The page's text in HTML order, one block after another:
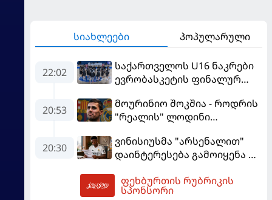
სიახლეები პოპულარული
22:02
საქართველოს U16 ნაკრები
ევრობასკეტის ფინალურ
ასპარეზობას იწყებს
20:53
მოურინიო შოკშია - როდრის
"რეალის" ლოდინი
"ბარსელონაში" გადადის
20:30
ვინისიუსმა "არსენალით"
დაინტერესება გამოიყენა და
მომგებიანად გააგრძელა
ფეხბურთის რუბრიკის
სპონსორი